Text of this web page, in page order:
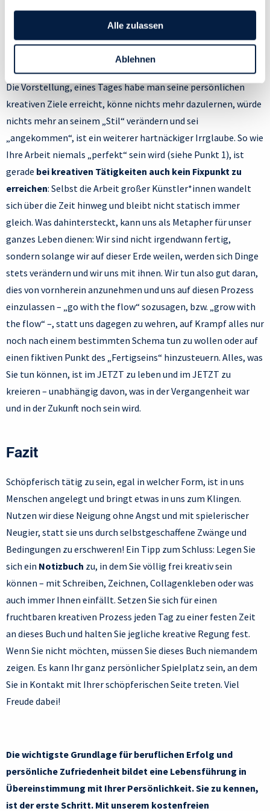
Ecke des Bildschirms klickst. Lies mehr darüber, wie wir
Cookies und andere Technologien zur Erfassung
Personen bezogener Daten verwenden:
Alle zulassen
Ablehnen
5. „Irgendwann habe ich ‚es
geschafft‘ und bin fertig.“
Die Vorstellung, eines Tages habe man seine persönlichen
kreativen Ziele erreicht, könne nichts mehr dazulernen, würde
nichts mehr an seinem „Stil“ verändern und sei
„angekommen“, ist ein weiterer hartnäckiger Irrglaube. So wie
Ihre Arbeit niemals „perfekt“ sein wird (siehe Punkt 1), ist
gerade bei kreativen Tätigkeiten auch kein Fixpunkt zu
erreichen: Selbst die Arbeit großer Künstler*innen wandelt
sich über die Zeit hinweg und bleibt nicht statisch immer
gleich. Was dahintersteckt, kann uns als Metapher für unser
ganzes Leben dienen: Wir sind nicht irgendwann fertig,
sondern solange wir auf dieser Erde weilen, werden sich Dinge
stets verändern und wir uns mit ihnen. Wir tun also gut daran,
dies von vornherein anzunehmen und uns auf diesen Prozess
einzulassen – „go with the flow“ sozusagen, bzw. „grow with
the flow“ –, statt uns dagegen zu wehren, auf Krampf alles nur
noch nach einem bestimmten Schema tun zu wollen oder auf
einen fiktiven Punkt des „Fertigseins“ hinzusteuern. Alles, was
Sie tun können, ist im JETZT zu leben und im JETZT zu
kreieren – unabhängig davon, was in der Vergangenheit war
und in der Zukunft noch sein wird.
Fazit
Schöpferisch tätig zu sein, egal in welcher Form, ist in uns
Menschen angelegt und bringt etwas in uns zum Klingen.
Nutzen wir diese Neigung ohne Angst und mit spielerischer
Neugier, statt sie uns durch selbstgeschaffene Zwänge und
Bedingungen zu erschweren! Ein Tipp zum Schluss: Legen Sie
sich ein Notizbuch zu, in dem Sie völlig frei kreativ sein
können – mit Schreiben, Zeichnen, Collagenkleben oder was
auch immer Ihnen einfällt. Setzen Sie sich für einen
fruchtbaren kreativen Prozess jeden Tag zu einer festen Zeit
an dieses Buch und halten Sie jegliche kreative Regung fest.
Wenn Sie nicht möchten, müssen Sie dieses Buch niemandem
zeigen. Es kann Ihr ganz persönlicher Spielplatz sein, an dem
Sie in Kontakt mit Ihrer schöpferischen Seite treten. Viel
Freude dabei!
Die wichtigste Grundlage für beruflichen Erfolg und
persönliche Zufriedenheit bildet eine Lebensführung in
Übereinstimmung mit Ihrer Persönlichkeit. Sie zu kennen,
ist der erste Schritt. Mit unserem kostenfreien